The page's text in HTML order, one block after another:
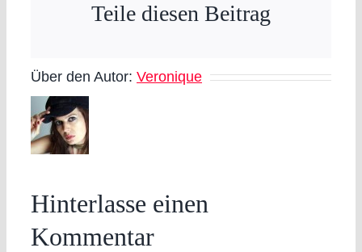
Teile diesen Beitrag
Über den Autor: Veronique
Hinterlasse einen
Kommentar